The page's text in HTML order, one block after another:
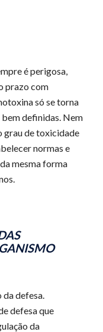
é perigosa,
prazo com
só se torna
definidas. Nem
grau de toxicidade
normas e
mesma forma
defesa.
defesa que
da